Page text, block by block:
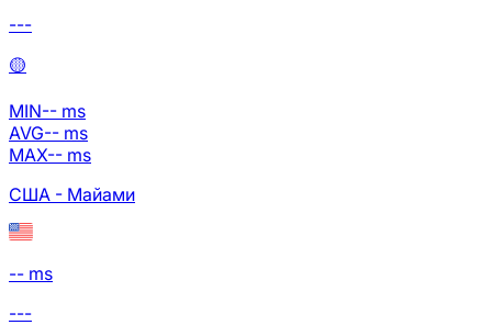
---
🟡
MIN-- ms
AVG-- ms
MAX-- ms
США - Майами
-- ms
---